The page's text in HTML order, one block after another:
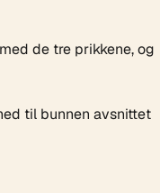
de tre prikkene, og
til bunnen avsnittet